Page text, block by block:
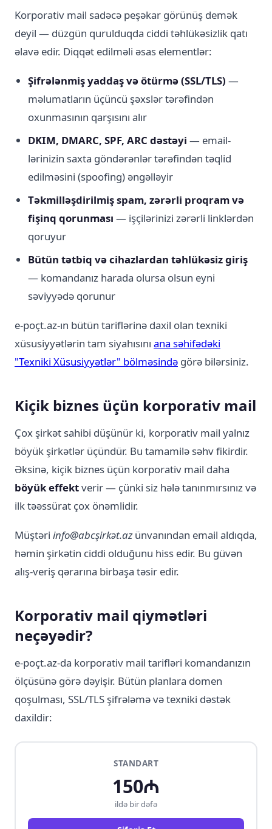
Korporativ mail sadəcə peşəkar görünüş demək
deyil — düzgün qurulduqda ciddi təhlükəsizlik qatı
əlavə edir. Diqqət edilməli əsas elementlər:
Şifrələnmiş yaddaş və ötürmə (SSL/TLS) —
məlumatların üçüncü şəxslər tərəfindən
oxunmasının qarşısını alır
DKIM, DMARC, SPF, ARC dəstəyi — email-
lərinizin saxta göndərənlər tərəfindən təqlid
edilməsini (spoofing) əngəlləyir
Təkmilləşdirilmiş spam, zərərli proqram və
fişinq qorunması — işçilərinizi zərərli linklərdən
qoruyur
Bütün tətbiq və cihazlardan təhlükəsiz giriş
— komandanız harada olursa olsun eyni
səviyyədə qorunur
e-poçt.az-ın bütün tariflərinə daxil olan texniki
xüsusiyyətlərin tam siyahısını ana səhifədəki
"Texniki Xüsusiyyətlər" bölməsində görə bilərsiniz.
Kiçik biznes üçün korporativ mail
Çox şirkət sahibi düşünür ki, korporativ mail yalnız
böyük şirkətlər üçündür. Bu tamamilə səhv fikirdir.
Əksinə, kiçik biznes üçün korporativ mail daha
böyük effektverir — çünki siz hələ tanınmırsınız və
ilk təəssürat çox önəmlidir.
Müştəri info@abcşirkət.azünvanından email aldıqda,
həmin şirkətin ciddi olduğunu hiss edir. Bu güvən
alış-veriş qərarına birbaşa təsir edir.
Korporativ mail qiymətləri
neçəyədir?
e-poçt.az-da korporativ mail tarifləri komandanızın
ölçüsünə görə dəyişir. Bütün planlara domen
qoşulması, SSL/TLS şifrələmə və texniki dəstək
daxildir:
STANDART
150₼
ildə bir dəfə